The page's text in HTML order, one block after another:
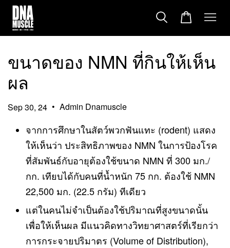
ขนาดของ NMN ที่กินให้เห็น
ผล
Sep 30, 24 • Admin Dnamuscle
จากการศึกษาในสัตว์พวกฟันแทะ (rodent) แสดง
ให้เห็นว่า ประสิทธิภาพของ NMN ในการป้องโรค
ที่สัมพันธ์กับอายุต้องใช้ขนาด NMN ที่ 300 มก./
กก. เทียบได้กับคนที่น้ำหนัก 75 กก. ต้องใช้ NMN
22,500 มก. (22.5 กรัม) ทีเดียว
แต่ในคนไม่จำเป็นต้องใช้ปริมาณที่สูงขนาดนั้น
เพื่อให้เห็นผล มีแนวคิดทางวิทยาศาสตร์ที่เรียกว่า
การกระจายปริมาตร (Volume of Distribution),